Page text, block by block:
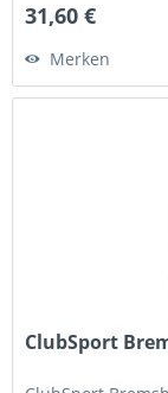
31,60 €
Merken
ClubSport